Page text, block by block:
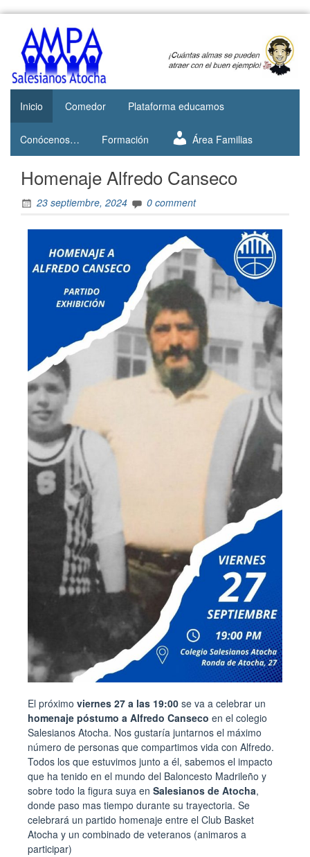
AMPA
Salesianos
Atocha
Web del
AMPA del
Colegio
Salesianos
de Atocha
Inicio
Comedor Plataforma educamos
Conócenos… Formación Área Familias
Homenaje Alfredo Canseco
23 septiembre, 2024 0 comment
El próximo viernes 27 a las 19:00 se va a celebrar un
homenaje póstumo a Alfredo Canseco en el colegio
Salesianos Atocha. Nos gustaría juntarnos el máximo
número de personas que compartimos vida con Alfredo.
Todos los que estuvimos junto a él, sabemos el impacto
que ha tenido en el mundo del Baloncesto Madrileño y
sobre todo la figura suya en Salesianos de Atocha,
donde paso mas tiempo durante su trayectoria. Se
celebrará un partido homenaje entre el Club Basket
Atocha y un combinado de veteranos (animaros a
participar)